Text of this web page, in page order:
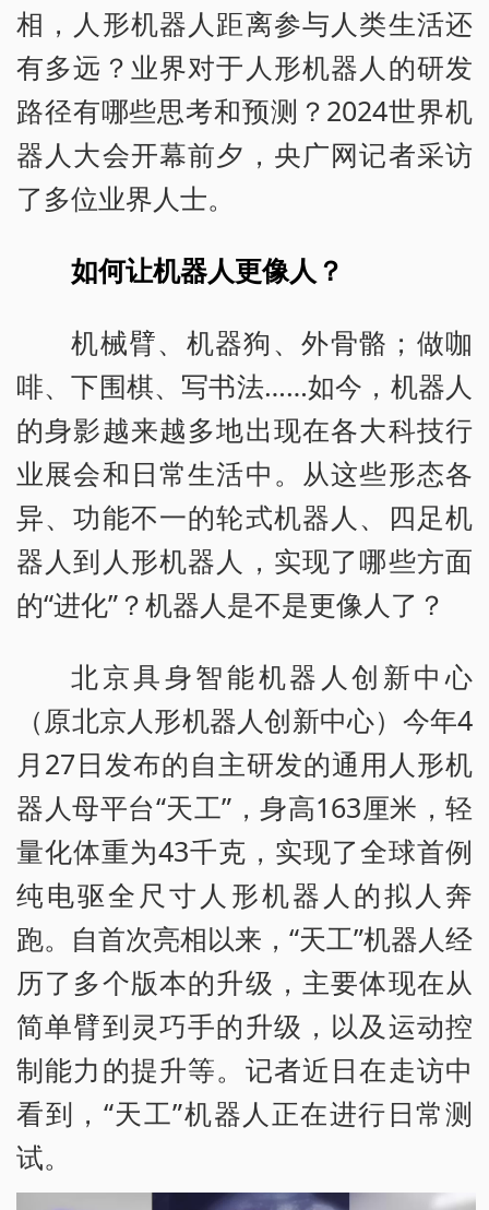
相，人形机器人距离参与人类生活还
有多远？业界对于人形机器人的研发
路径有哪些思考和预测？2024世界机
器人大会开幕前夕，央广网记者采访
了多位业界人士。
如何让机器人更像人？
机械臂、机器狗、外骨骼；做咖
啡、下围棋、写书法……如今，机器人
的身影越来越多地出现在各大科技行
业展会和日常生活中。从这些形态各
异、功能不一的轮式机器人、四足机
器人到人形机器人，实现了哪些方面
的“进化”？机器人是不是更像人了？
北京具身智能机器人创新中心
（原北京人形机器人创新中心）今年4
月27日发布的自主研发的通用人形机
器人母平台“天工”，身高163厘米，轻
量化体重为43千克，实现了全球首例
纯电驱全尺寸人形机器人的拟人奔
跑。自首次亮相以来，“天工”机器人经
历了多个版本的升级，主要体现在从
简单臂到灵巧手的升级，以及运动控
制能力的提升等。记者近日在走访中
看到，“天工”机器人正在进行日常测
试。